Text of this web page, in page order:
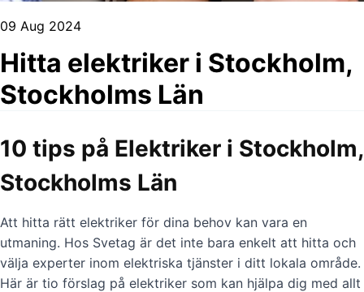
09 Aug 2024
Hitta elektriker i Stockholm,
Stockholms Län
10 tips på Elektriker i Stockholm,
Stockholms Län
Att hitta rätt elektriker för dina behov kan vara en
utmaning. Hos Svetag är det inte bara enkelt att hitta och
välja experter inom elektriska tjänster i ditt lokala område.
Här är tio förslag på elektriker som kan hjälpa dig med allt